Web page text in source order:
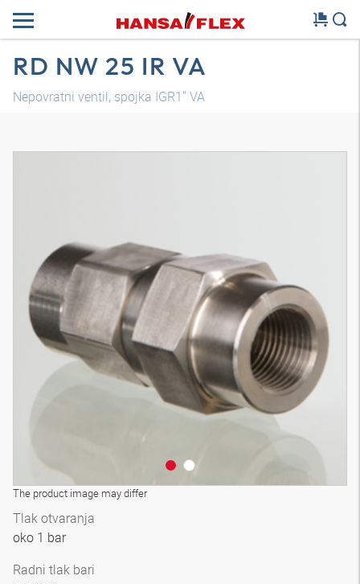
RD NW 25 IR VA
Nepovratni ventil, spojka IGR1" VA
The product image may differ
Tlak otvaranja
oko 1 bar
Radni tlak bari